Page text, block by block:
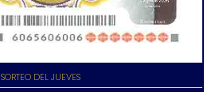
SORTEO DEL JUEVES